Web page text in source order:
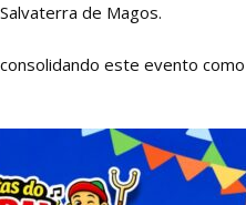
de Magos.
este evento